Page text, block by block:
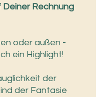
Rechnung
oder außen -
ein Highlight!
der
der Fantasie